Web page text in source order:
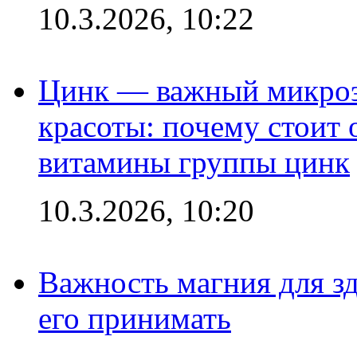
10.3.2026, 10:22
Цинк — важный
красоты: почему стоит
витамины группы цинк
10.3.2026, 10:20
Важность магния для
его принимать